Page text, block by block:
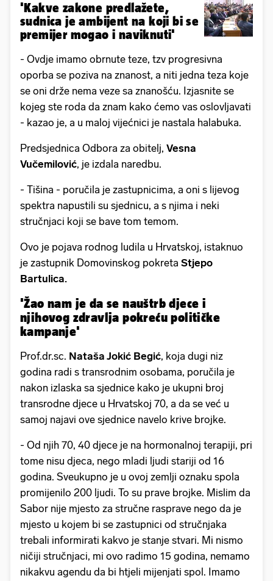
'Kakve zakone predlažete,
sudnica je ambijent na koji bi se
premijer mogao i naviknuti'
- Ovdje imamo obrnute teze, tzv progresivna
oporba se poziva na znanost, a niti jedna teza koje
se oni drže nema veze sa znanošću. Izjasnite se
kojeg ste roda da znam kako ćemo vas oslovljavati
- kazao je, a u maloj vijećnici je nastala halabuka.
Predsjednica Odbora za obitelj, Vesna
Vučemilović, je izdala naredbu.
- Tišina - poručila je zastupnicima, a oni s lijevog
spektra napustili su sjednicu, a s njima i neki
stručnjaci koji se bave tom temom.
Ovo je pojava rodnog ludila u Hrvatskoj, istaknuo
je zastupnik Domovinskog pokreta Stjepo
Bartulica.
'Žao nam je da se nauštrb djece i
njihovog zdravlja pokreću političke
kampanje'
Prof.dr.sc. Nataša Jokić Begić, koja dugi niz
godina radi s transrodnim osobama, poručila je
nakon izlaska sa sjednice kako je ukupni broj
transrodne djece u Hrvatskoj 70, a da se već u
samoj najavi ove sjednice navelo krive brojke.
- Od njih 70, 40 djece je na hormonalnoj terapiji, pri
tome nisu djeca, nego mladi ljudi stariji od 16
godina. Sveukupno je u ovoj zemlji oznaku spola
promijenilo 200 ljudi. To su prave brojke. Mislim da
Sabor nije mjesto za stručne rasprave nego da je
mjesto u kojem bi se zastupnici od stručnjaka
trebali informirati kakvo je stanje stvari. Mi nismo
ničiji stručnjaci, mi ovo radimo 15 godina, nemamo
nikakvu agendu da bi htjeli mijenjati spol. Imamo